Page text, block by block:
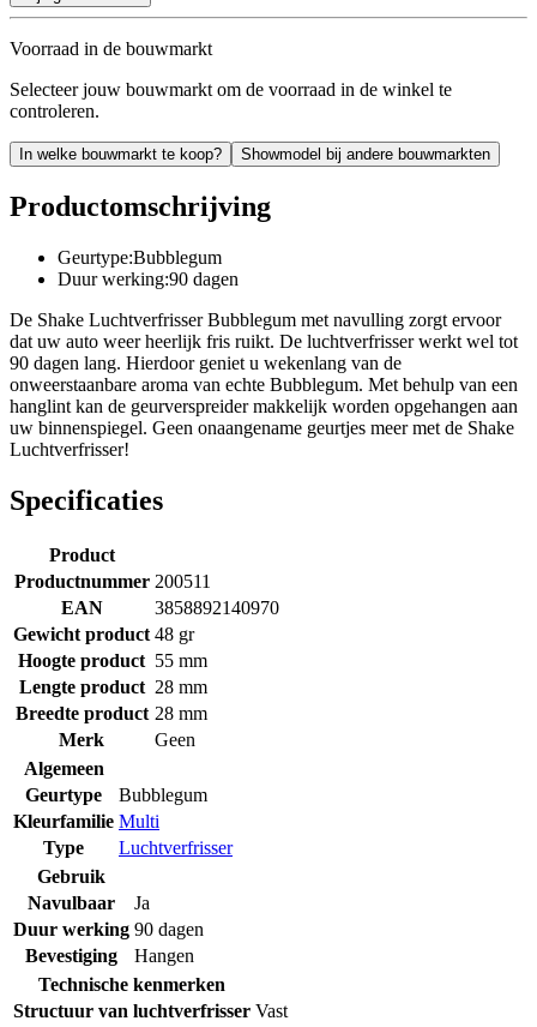
Voorraad in de bouwmarkt
Selecteer jouw bouwmarkt om de voorraad in de winkel te
controleren.
In welke bouwmarkt te koop? Showmodel bij andere bouwmarkten
Productomschrijving
Geurtype:Bubblegum
Duur werking:90 dagen
De Shake Luchtverfrisser Bubblegum met navulling zorgt ervoor
dat uw auto weer heerlijk fris ruikt. De luchtverfrisser werkt wel tot
90 dagen lang. Hierdoor geniet u wekenlang van de
onweerstaanbare aroma van echte Bubblegum. Met behulp van een
hanglint kan de geurverspreider makkelijk worden opgehangen aan
uw binnenspiegel. Geen onaangename geurtjes meer met de Shake
Luchtverfrisser!
Specificaties
Product
Productnummer 200511
EAN
3858892140970
Gewicht product 48 gr
Hoogte product 55 mm
Lengte product 28 mm
Breedte product 28 mm
Merk
Geen
Algemeen
Geurtype
Bubblegum
Kleurfamilie Multi
Type
Luchtverfrisser
Gebruik
Navulbaar
Ja
Duur werking 90 dagen
Bevestiging
Hangen
Technische kenmerken
Structuur van luchtverfrisser Vast